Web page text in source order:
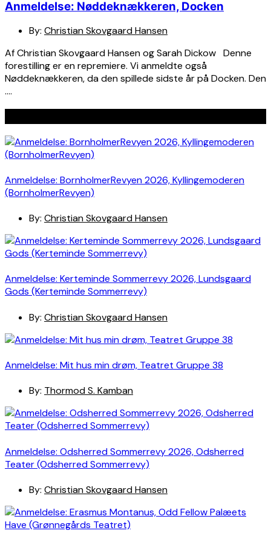
Anmeldelse: Nøddeknækkeren, Docken
By: Christian Skovgaard Hansen
Af Christian Skovgaard Hansen og Sarah Dickow Denne
forestilling er en repremiere. Vi anmeldte også
Nøddeknækkeren, da den spillede sidste år på Docken. Den
….
Anmeldelse: BornholmerRevyen 2026, Kyllingemoderen
(BornholmerRevyen)
By: Christian Skovgaard Hansen
Anmeldelse: Kerteminde Sommerrevy 2026, Lundsgaard
Gods (Kerteminde Sommerrevy)
By: Christian Skovgaard Hansen
Anmeldelse: Mit hus min drøm, Teatret Gruppe 38
By: Thormod S. Kamban
Anmeldelse: Odsherred Sommerrevy 2026, Odsherred
Teater (Odsherred Sommerrevy)
By: Christian Skovgaard Hansen